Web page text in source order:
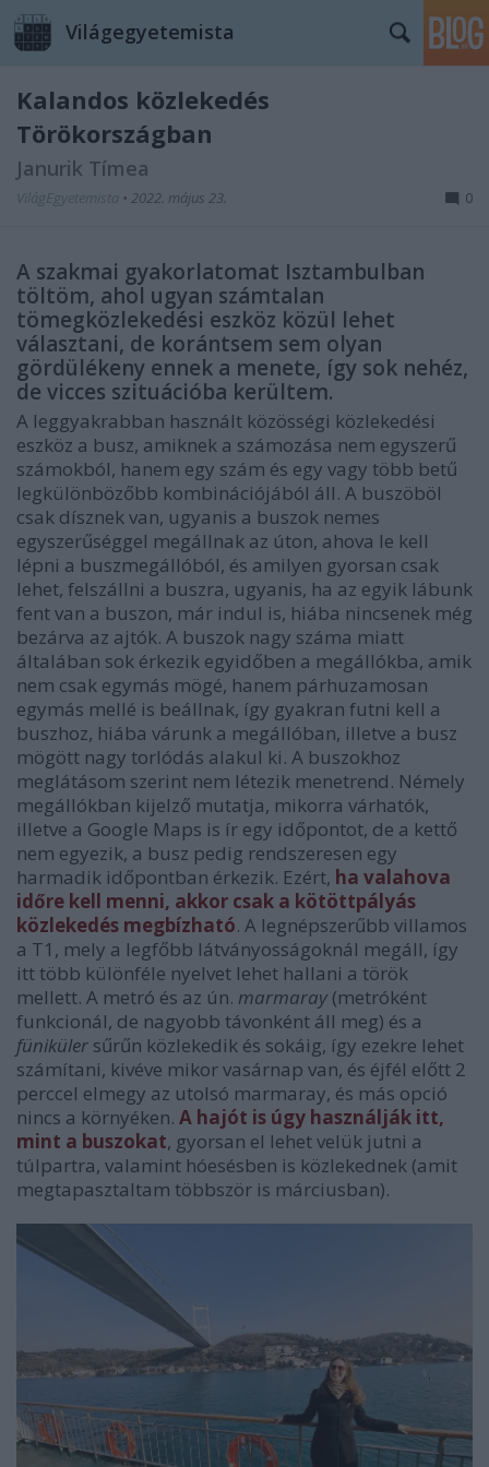
Világegyetemista
Kalandos közlekedés
Törökországban
Janurik Tímea
VilágEgyetemista • 2022. május 23. 0
A szakmai gyakorlatomat Isztambulban
töltöm, ahol ugyan számtalan
tömegközlekedési eszköz közül lehet
választani, de korántsem sem olyan
gördülékeny ennek a menete, így sok nehéz,
de vicces szituációba kerültem.
A leggyakrabban használt közösségi közlekedési
eszköz a busz, amiknek a számozása nem egyszerű
számokból, hanem egy szám és egy vagy több betű
legkülönbözőbb kombinációjából áll. A buszöböl
csak dísznek van, ugyanis a buszok nemes
egyszerűséggel megállnak az úton, ahova le kell
lépni a buszmegállóból, és amilyen gyorsan csak
lehet, felszállni a buszra, ugyanis, ha az egyik lábunk
fent van a buszon, már indul is, hiába nincsenek még
bezárva az ajtók. A buszok nagy száma miatt
általában sok érkezik egyidőben a megállókba, amik
nem csak egymás mögé, hanem párhuzamosan
egymás mellé is beállnak, így gyakran futni kell a
buszhoz, hiába várunk a megállóban, illetve a busz
mögött nagy torlódás alakul ki. A buszokhoz
meglátásom szerint nem létezik menetrend. Némely
megállókban kijelző mutatja, mikorra várhatók,
illetve a Google Maps is ír egy időpontot, de a kettő
nem egyezik, a busz pedig rendszeresen egy
harmadik időpontban érkezik. Ezért, ha valahova
időre kell menni, akkor csak a kötöttpályás
közlekedés megbízható. A legnépszerűbb villamos
a T1, mely a legfőbb látványosságoknál megáll, így
itt több különféle nyelvet lehet hallani a török
mellett. A metró és az ún. marmaray (metróként
funkcionál, de nagyobb távonként áll meg) és a
füniküler sűrűn közlekedik és sokáig, így ezekre lehet
számítani, kivéve mikor vasárnap van, és éjfél előtt 2
perccel elmegy az utolsó marmaray, és más opció
nincs a környéken. A hajót is úgy használják itt,
mint a buszokat, gyorsan el lehet velük jutni a
túlpartra, valamint hóesésben is közlekednek (amit
megtapasztaltam többször is márciusban).